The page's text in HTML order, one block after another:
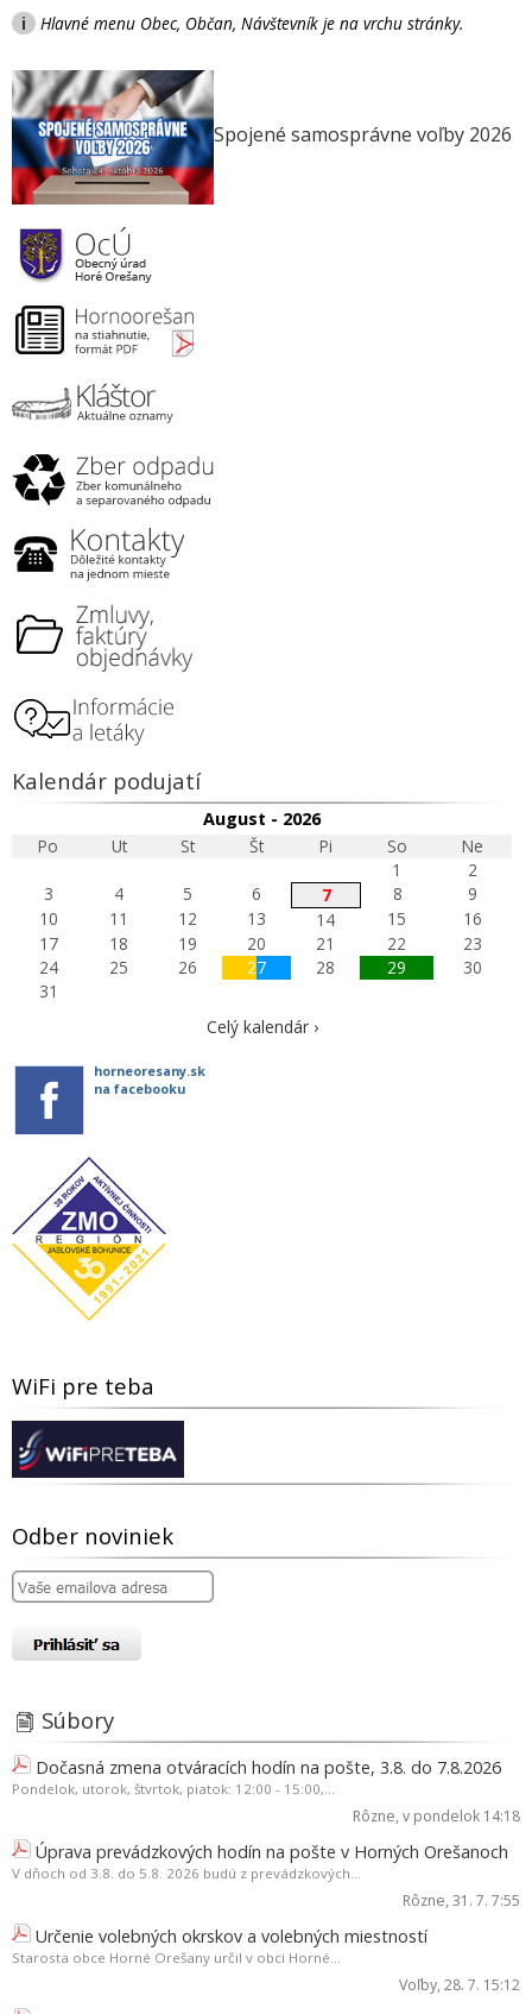
i Hlavné menu Obec, Občan, Návštevník je na vrchu stránky.
Spojené samosprávne voľby 2026
Kalendár podujatí
August - 2026
Po
Ut St Št Pi So
Ne
1
2
3
4 5 6 7 8
9
10
11 12 13 14 15
16
17
18 19 20 21 22
23
24
25 26 27 28 29
30
31
Celý kalendár ›
horneoresany.sk
na facebooku
WiFi pre teba
Odber noviniek
Súbory
Dočasná zmena otváracích hodín na pošte, 3.8. do 7.8.2026
Pondelok, utorok, štvrtok, piatok: 12:00 - 15:00,...
Rôzne, v pondelok 14:18
Úprava prevádzkových hodín na pošte v Horných Orešanoch
V dňoch od 3.8. do 5.8. 2026 budú z prevádzkových...
Rôzne, 31. 7. 7:55
Určenie volebných okrskov a volebných miestností
Starosta obce Horné Orešany určil v obci Horné...
Voľby, 28. 7. 15:12